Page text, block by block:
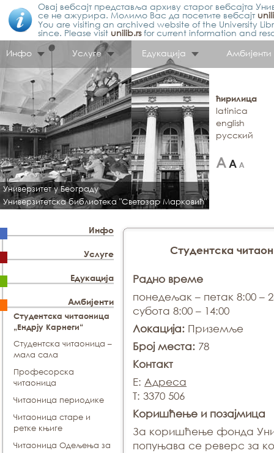
Овај вебсајт представља архиву старог вебсајта
се не ажурира. Молимо Вас да посетите вебсајт
You are visiting an archived website of the University
since. Please visit unilib.rsfor current information and
Инфо
Услуге Едукација Амбијенти
Универзитет у Београду
Универзитетска библиотека "Светозар Марковић"
ћирилица
latinica
english
русский
Инфо
Услуге
Едукација
Амбијенти
Студентска читаоница
„Ендрју Карнеги“
Студентска читаоница –
мала сала
Професорска
читаоница
Читаоница периодике
Читаоница старе и
ретке књиге
Читаоница Одељења за
Студентска
Радно време
понедељак – петак 8:00 –
субота 8:00 – 14:00
Локација: Приземље
Број места: 78
Контакт
E: Адреса
T: 3370 506
Коришћење и позајмица
За коришћење фонда
попуњава се реверс за